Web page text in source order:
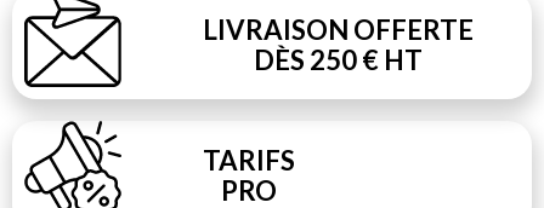
LIVRAISON OFFERTE
DÈS 250 € HT
TARIFS
PRO